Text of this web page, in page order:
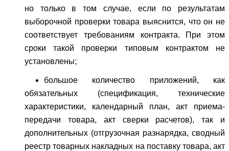
но только в том случае, если по результатам
выборочной проверки товара выяснится, что он не
соответствует требованиям контракта. При этом
сроки такой проверки типовым контрактом не
установлены;
большое количество приложений, как
обязательных (спецификация, технические
характеристики, календарный план, акт приема-
передачи товара, акт сверки расчетов), так и
дополнительных (отгрузочная разнарядка, сводный
реестр товарных накладных на поставку товара, акт